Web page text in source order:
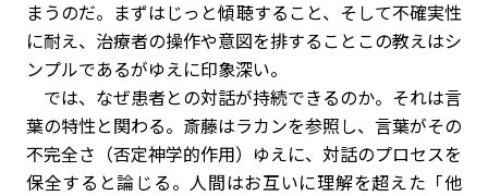
まうのだ。まずはじっと傾聴すること、そして不確実性
に耐え、治療者の操作や意図を排すること――この教えはシ
ンプルであるがゆえに印象深い。
では、なぜ患者との対話が持続できるのか。それは言
葉の特性と関わる。斎藤はラカンを参照し、言葉がその
不完全さ（否定神学的作用）ゆえに、対話のプロセスを
保全すると論じる。人間はお互いに理解を超えた「他